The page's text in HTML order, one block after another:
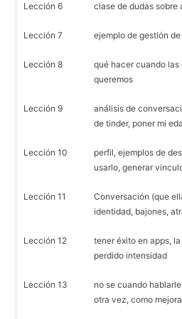
Lección 6 clase de dudas
Lección 7 ejemplo de gestión
Lección 8
qué hacer cuando
queremos
Lección 9
análisis de
de tinder, poner mi
Lección 10
perfil, ejemplos de
usarlo, generar
Lección 11
Conversación (que
identidad, bajones,
Lección 12
tener éxito en apps,
perdido intensidad
Lección 13
no se cuando
otra vez, como